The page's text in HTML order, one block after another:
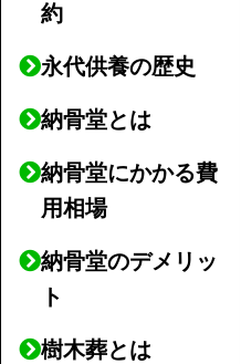
約
永代供養の歴史
納骨堂とは
納骨堂にかかる費
用相場
納骨堂のデメリッ
ト
樹木葬とは